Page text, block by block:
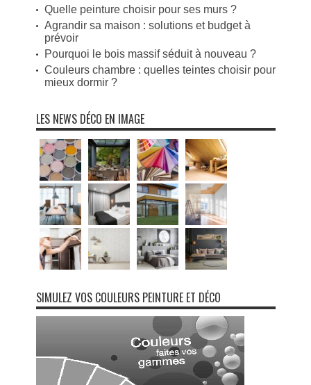
Quelle peinture choisir pour ses murs ?
Agrandir sa maison : solutions et budget à
prévoir
Pourquoi le bois massif séduit à nouveau ?
Couleurs chambre : quelles teintes choisir pour
mieux dormir ?
LES NEWS DÉCO EN IMAGE
SIMULEZ VOS COULEURS PEINTURE ET DÉCO